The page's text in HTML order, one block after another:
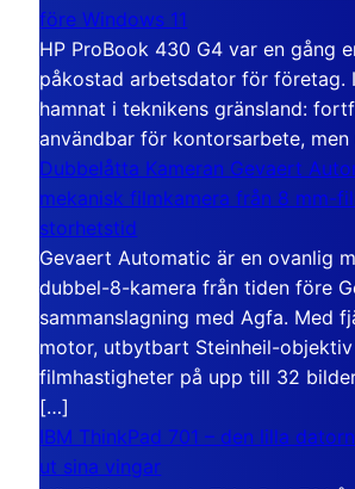
före Windows 11
HP ProBook 430 G4 var en gång
påkostad arbetsdator för företag.
hamnat i teknikens gränsland:
användbar för kontorsarbete,
Dubbelåtta Kameran Gevaert
mekanisk filmkamera från 8 mm-
storhetstid
Gevaert Automatic är en ovanlig
dubbel-8-kamera från tiden före
sammanslagning med Agfa. Med
motor, utbytbart Steinheil-
filmhastigheter på upp till 32
[…]
IBM ThinkPad 701 – den lilla
ut sina vingar